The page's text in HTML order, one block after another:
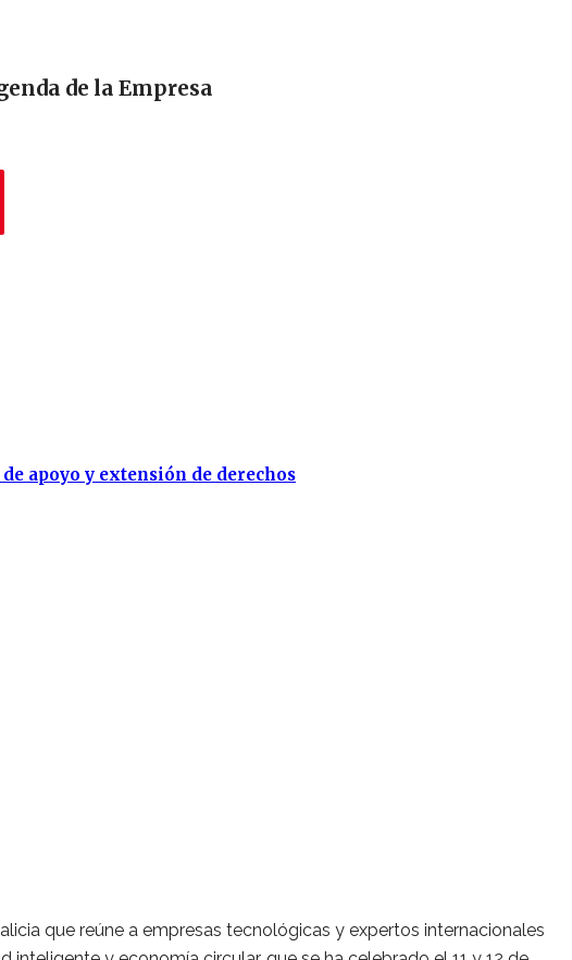
de la Empresa
apoyo y extensión de derechos
que reúne a empresas tecnológicas y expertos internacionales